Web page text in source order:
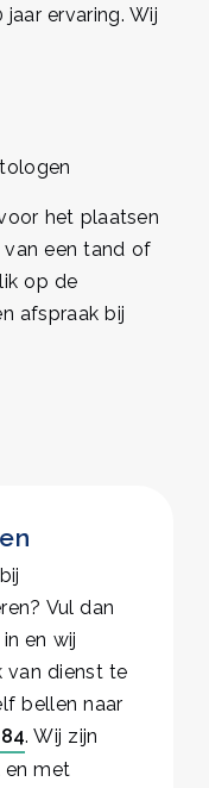
ervaring. Wij
het plaatsen
een tand of
op de
afspraak bij
Vul dan
en wij
van dienst te
bellen naar
. Wij zijn
en met